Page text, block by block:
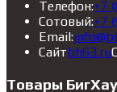
Телефон:+7
Сотовый:+7
Email:
Сайтbh63.ru
Товары